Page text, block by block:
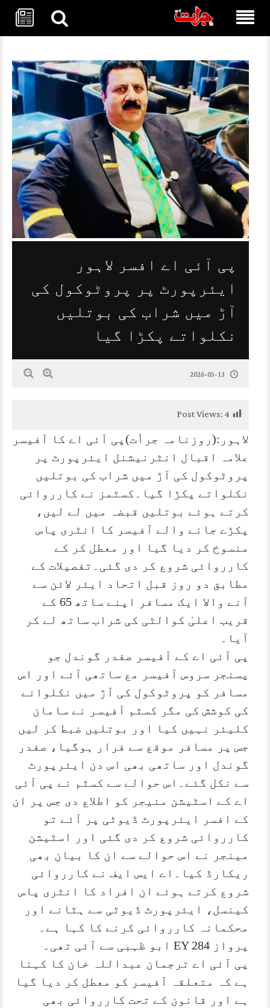
پی آئی اے افسر لاہور
ایئرپورٹ پر پروٹوکول کی
آڑ میں شراب کی بوتلیں
نکلواتے پکڑا گیا
2026-05-13
Post Views:4
لاہور:(روزنامہ جرأت)پی آئی اے کا آفیسر
علامہ اقبال انٹرنیشنل ایئرپورٹ پر
پروٹوکول کی آڑ میں شراب کی بوتلیں
نکلواتے پکڑا گیا۔کسٹمز نے کارروائی
کرتے ہوئے بوتلیں قبضہ میں لے لیں،
پکڑے جانے والے آفیسر کا انٹری پاس
منسوخ کر دیا گیا اور معطل کر کے
کارروائی شروع کر دی گئی۔تفصیلات کے
مطابق دو روز قبل اتحاد ایئر لائن سے
آنے والا ایک مسافر اپنے ساتھ 65 کے
قریب اعلیٰ کوالٹی کی شراب ساتھ لے کر
آیا۔
پی آئی اے کے آفیسر صفدر گوندل جو
پسنجر سروس آفیسر مع ساتھی آئے اور اس
مسافر کو پروٹوکول کی آڑ میں نکلوانے
کی کوشش کی مگر کسٹم آفیسر نے سامان
کلیئر نہیں کیا اور بوتلیں ضبط کر لیں
جس پر مسافر موقع سے فرار ہوگیا، صفدر
گوندل اور ساتھی بھی اس دن ایئرپورٹ
سے نکل گئے۔اس حوالے سے کسٹم نے پی آئی
اے کے اسٹیشن منیجر کو اطلاع دی جس پر ان
کے افسر ایئرپورٹ ڈیوٹی پر آئے تو
کارروائی شروع کر دی گئی اور اسٹیشن
مینجر نے اس حوالے سے ان کا بیان بھی
ریکارڈ کیا۔اے ایس ایف نے کارروائی
شروع کرتے ہوئے ان افراد کا انٹری پاس
کینسل، ایئرپورٹ ڈیوٹی سے ہٹانے اور
محکمانہ کارروائی کرنے کا کہا ہے۔
پرواز EY 284 ابو ظہبی سے آئی تھی۔
پی آئی اے ترجمان عبداللہ خان کا کہنا
ہے کہ متعلقہ آفیسر کو معطل کر دیا گیا
ہے اور قانون کے تحت کارروائی بھی